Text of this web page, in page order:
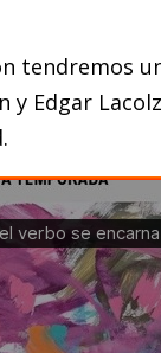
tendremos
y Edgar